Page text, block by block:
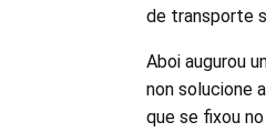
de transporte
Aboi augurou
non solucione
que se fixou